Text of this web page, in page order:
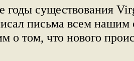
годы существования
письма всем нашим
о том, что нового